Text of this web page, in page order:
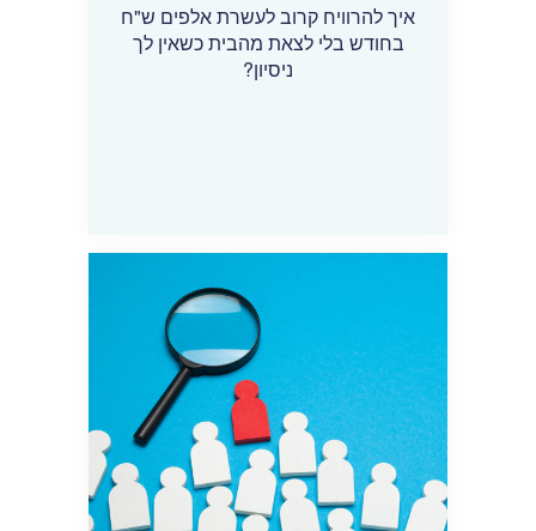
איך להרוויח קרוב לעשרת אלפים ש"ח
בחודש בלי לצאת מהבית כשאין לך
ניסיון?